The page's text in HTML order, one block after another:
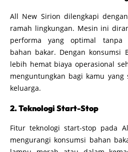
All New Sirion dilengkapi
ramah lingkungan. Mesin ini
performa yang optimal tanpa
bahan bakar. Dengan konsumsi
lebih hemat biaya operasional
menguntungkan bagi kamu
keluarga.
2. Teknologi Start-Stop
Fitur teknologi start-stop pada
mengurangi konsumsi bahan